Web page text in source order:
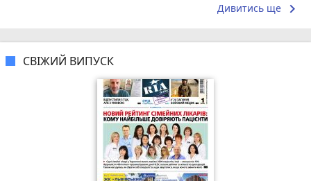
Дивитись ще keyboard_arrow_right
СВІЖИЙ ВИПУСК